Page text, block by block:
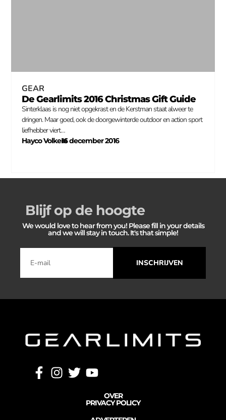
GEAR
De Gearlimits 2016 Christmas Gift Guide
Sinterklaas is nog niet opgekrast en de Kerstman staat alweer te
dringen. Maar goed, ook de doorgewinterde outdoor en action sport
liefhebber viert…
Hayco Volkers
–
16 december 2016
Blijf op de hoogte
We would love to hear from you! Please fill in your details
and we will stay in touch. It's that simple!
INSCHRIJVEN
OVER
PRIVACY POLICY